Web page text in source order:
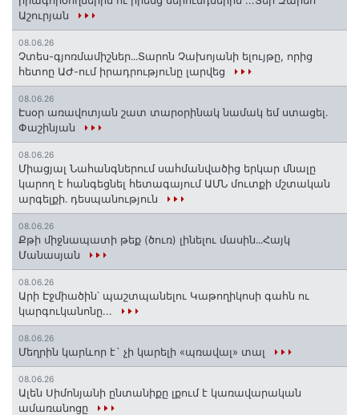
Աշուրյան
08.06.26
Չտես-գյոռմամիշներ․․․Տարոն Չախոյանի ելույթը, որից
հետոը ԱԺ-ում իրադրությունը լարվեց
08.06.26
Էսօր առավոտյան շատ տարօրինակ նամակ եմ ստացել.
Փաշինյան
08.06.26
Միացյալ Նահանգներում սահմանվածից երկար մնալը
կարող է հանգեցնել հետագայում ԱՄՆ մուտքի մշտական
արգելքի․ դեսպանություն
08.06.26
Քթի միջնապատի թեք (ծուռ) լինելու մասին․․․Հայկ
Մանասյան
08.06.26
Արի Էջմիածին՝ պաշտպանելու Կաթողիկոսի գահն ու
կարգուկանոնը...
08.06.26
Մեղրին կարևոր է` չի կարելի «պռավալ» տալ
08.06.26
Ալեն Սիմոնյանի ընտանիքը լքում է կառավարական
ամառանոցը